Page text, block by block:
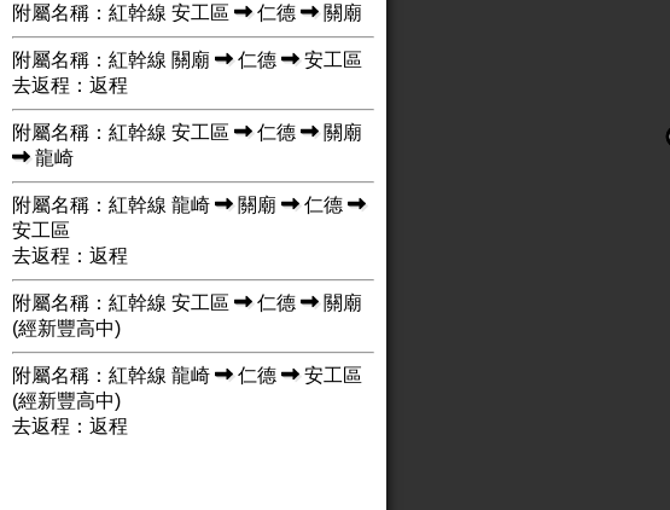
附屬名稱：紅幹線 安工區 仁德 關廟
附屬名稱：紅幹線 關廟 仁德
安工區
去返程：返程
附屬名稱：紅幹線 安工區 仁德
關廟
龍崎
附屬名稱：紅幹線 龍崎 關廟
仁德
安工區
去返程：返程
附屬名稱：紅幹線 安工區 仁德
關廟
(經新豐高中)
附屬名稱：紅幹線 龍崎 仁德
安工區
(經新豐高中)
去返程：返程